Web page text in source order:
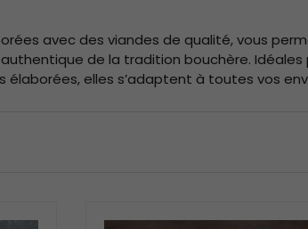
avec des viandes de qualité, vous
de la tradition bouchère.
élaborées, elles s’adaptent à toutes vos